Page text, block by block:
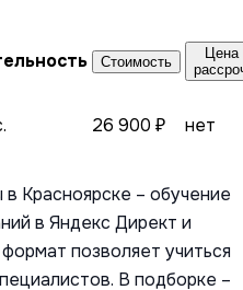
Стоимость
Цена
26 900 ₽ нет
Красноярске – обучение
в Яндекс Директ и
позволяет учиться
В подборке –